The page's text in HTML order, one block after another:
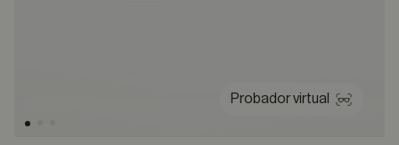
Probador virtual